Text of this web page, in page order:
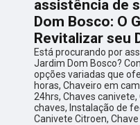
assistência de
Dom Bosco: O
Revitalizar seu
Está procurando por
Jardim Dom Bosco?
opções variadas que
horas, Chaveiro em
24hrs, Chaves
chaves, Instalação de
Canivete Citroen,